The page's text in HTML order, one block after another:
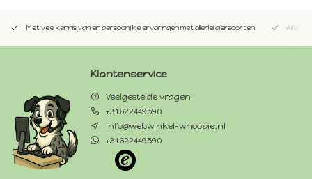
Met veel kennis van en persoonlijke ervaringen met allerlei diersoorten. Altijd
Klantenservice
Veelgestelde vragen
+31622449590
info@webwinkel-whoopie.nl
+31622449590